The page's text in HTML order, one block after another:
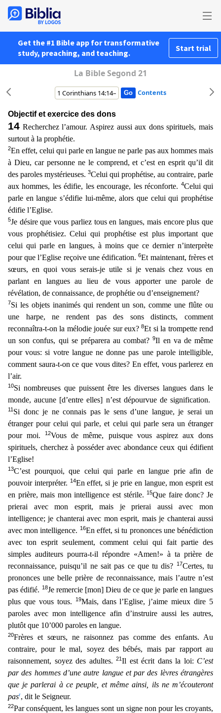
Get the #1 Bible app for transformative
study, preaching, and teaching.
Start trial
La Bible Segond 21
Contents
Objectif et exercice des dons
14 Recherchez l’amour. Aspirez aussi aux dons spirituels, mais
surtout à la prophétie.
2En effet, celui qui parle en langue ne parle pas aux hommes mais
à Dieu, car personne ne le comprend, et c’est en esprit qu’il dit
des paroles mystérieuses. 3Celui qui prophétise, au contraire, parle
aux hommes, les édifie, les encourage, les réconforte. 4Celui qui
parle enlangue s’édifie lui-même, alors que celui qui prophétise
édifie l’Eglise.
5Je désire que vous parliez tous en langues, mais encore plus que
vous prophétisiez. Celui qui prophétise est plus important que
celui qui parle en langues, à moins que ce dernier n’interprète
pour que l’Eglise reçoive une édification.6Et maintenant, frères et
sœurs, en quoi vous serais-je utile si je venais chez vous en
parlant en langues au lieu de vous apporter une parole de
révélation, de connaissance, de prophétie ou d’enseignement?
7Si les objets inanimés qui rendent un son, comme une flûte ou
une harpe,ne rendent pas des sons distincts, comment
reconnaîtra-t-on la mélodie jouée sur eux?8Et si la trompette rend
un son confus, qui se préparera au combat?9Il en va de même
pour vous: si votre langue ne donne pas une parole intelligible,
comment saura-t-on ce que vous dites? En effet, vous parlerez en
l’air.
10Si nombreuses que puissent être les diverses langues dans le
monde, aucune [d’entre elles] n’est dépourvue de signification.
11 Si donc je ne connais pas le sens d’une langue, je serai un
étranger pour celui qui parle, et celui qui parle sera un étranger
pour moi.12Vous de même, puisque vous aspirez aux dons
spirituels, cherchez à posséder avec abondance ceux qui édifient
l’Eglise!
13C’est pourquoi, que celui qui parle en langue prie afin de
pouvoir interpréter. 14Eneffet, si je prie en langue, mon esprit est
en prière, mais mon intelligence est stérile.15Que faire donc? Je
prierai avec mon esprit, mais je prierai aussi avec mon
intelligence; je chanterai avec mon esprit, mais je chanterai aussi
avec mon intelligence. 16En effet, si tu prononces une bénédiction
avec ton esprit seulement, comment celui qui fait partie des
simples auditeurs pourra-t-il répondre «Amen!» à ta prière de
reconnaissance, puisqu’il ne sait pas ce que tu dis?
17Certes, tu
prononces une belle prière de reconnaissance, mais l’autre n’est
pas édifié. 18Je remercie [mon] Dieu de ce que je parle en langues
plus que vous tous.
19Mais, dans l’Eglise, j’aime mieux dire 5
paroles avec mon intelligence afin d’instruire aussi les autres,
plutôt que 10’000 paroles en langue.
20Frères et sœurs, ne raisonnez pas comme des enfants. Au
contraire, pour le mal, soyez des bébés, mais par rapport au
raisonnement, soyez des adultes. 21Il est écrit dans la loi: C’est
par des hommesd’une autre langue et par des lèvres étrangères
que je parlerai à ce peuple, et même ainsi, ils ne m’écouteront
pasr, dit le Seigneur.
22Par conséquent, les langues sont un signe non pour les croyants,